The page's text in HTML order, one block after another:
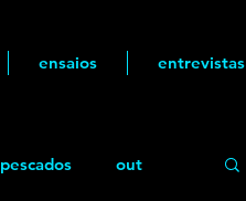
ensaios entrevistas
pescados out